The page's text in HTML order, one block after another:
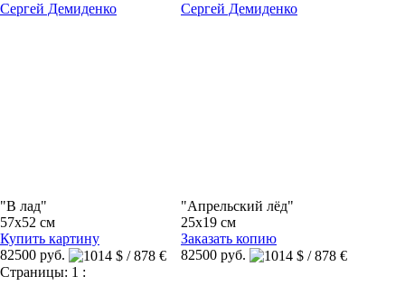
Сергей Демиденко
"В лад"
57x52 см
Купить картину
82500 руб.
Сергей Демиденко
"Апрельский лёд"
25x19 см
Заказать копию
82500 руб.
Страницы: 1 :